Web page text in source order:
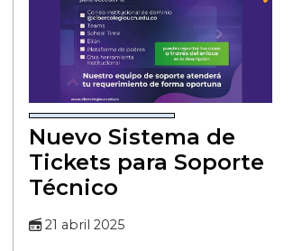
Nuevo Sistema de
Tickets para Soporte
Técnico
21 abril 2025